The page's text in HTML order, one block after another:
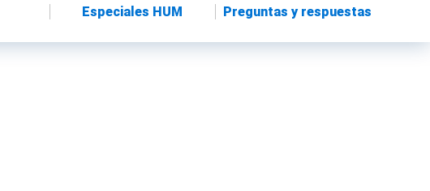
Especiales HUM Preguntas y respuestas